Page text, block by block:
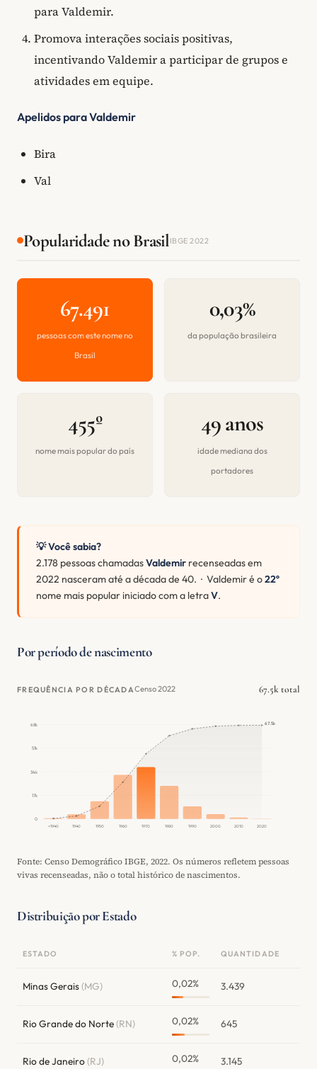
para Valdemir.
Promova interações sociais positivas,
incentivando Valdemir a participar de grupos e
atividades em equipe.
Apelidos para Valdemir
Bira
Val
Popularidade no BrasilIBGE 2022
67.491
pessoas com este nome no
Brasil
0,03%
da população brasileira
455º
nome mais popular do país
49 anos
idade mediana dos
portadores
💡 Você sabia?
2.178 pessoas chamadasValdemir recenseadas em
2022 nasceram até a década de 40. · Valdemir é o22º
nome mais popular iniciado com a letraV.
Por período de nascimento
FREQUÊNCIA POR DÉCADACenso 2022 67.5k total
0
17k
34k
51k
68k
<1940 1940 1950 1960 1970 1980 1990 2000 2010 2020
67.5k
Fonte: Censo Demográfico IBGE, 2022. Os números refletem pessoas
vivas recenseadas, não o total histórico de nascimentos.
Distribuição por Estado
ESTADO % POP. QUANTIDADE
Minas Gerais(MG) 0,02% 3.439
Rio Grande do Norte(RN) 0,02% 645
Rio de Janeiro(RJ) 0,02% 3.145